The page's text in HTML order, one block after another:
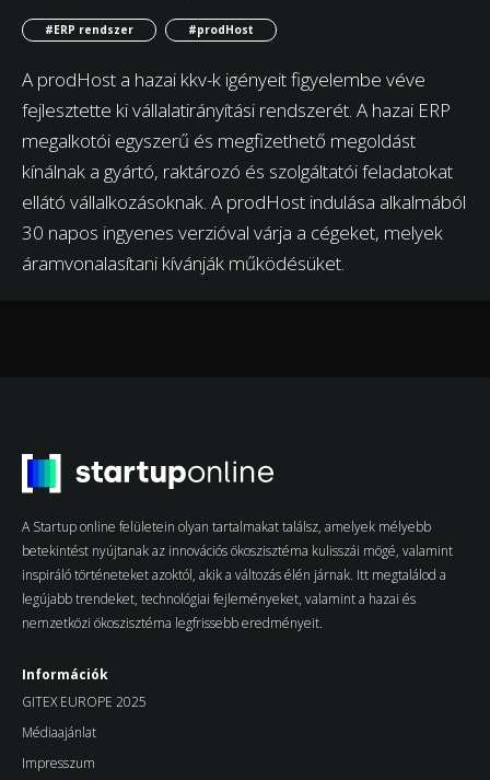
#ERP rendszer #prodHost
A prodHost a hazai kkv-k igényeit figyelembe véve
fejlesztette ki vállalatirányítási rendszerét. A hazai ERP
megalkotói egyszerű és megfizethető megoldást
kínálnak a gyártó, raktározó és szolgáltatói feladatokat
ellátó vállalkozásoknak. A prodHost indulása alkalmából
30 napos ingyenes verzióval várja a cégeket, melyek
áramvonalasítani kívánják működésüket.
A Startup online felületein olyan tartalmakat találsz, amelyek mélyebb
betekintést nyújtanak az innovációs ökoszisztéma kulisszái mögé, valamint
inspiráló történeteket azoktól, akik a változás élén járnak. Itt megtalálod a
legújabb trendeket, technológiai fejleményeket, valamint a hazai és
nemzetközi ökoszisztéma legfrissebb eredményeit.
Információk
GITEX EUROPE 2025
Médiaajánlat
Impresszum